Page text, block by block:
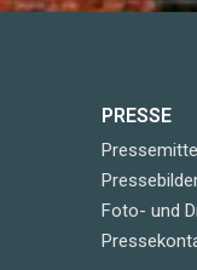
PRESSE
Foto- und